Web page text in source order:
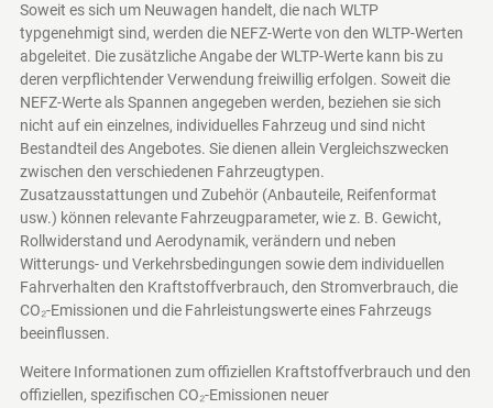
Soweit es sich um Neuwagen handelt, die nach WLTP
typgenehmigt sind, werden die NEFZ-Werte von den WLTP-Werten
abgeleitet. Die zusätzliche Angabe der WLTP-Werte kann bis zu
deren verpflichtender Verwendung freiwillig erfolgen. Soweit die
NEFZ-Werte als Spannen angegeben werden, beziehen sie sich
nicht auf ein einzelnes, individuelles Fahrzeug und sind nicht
Bestandteil des Angebotes. Sie dienen allein Vergleichszwecken
zwischen den verschiedenen Fahrzeugtypen.
Zusatzausstattungen und Zubehör (Anbauteile, Reifenformat
usw.) können relevante Fahrzeugparameter, wie z. B. Gewicht,
Rollwiderstand und Aerodynamik, verändern und neben
Witterungs- und Verkehrsbedingungen sowie dem individuellen
Fahrverhalten den Kraftstoffverbrauch, den Stromverbrauch, die
CO₂-Emissionen und die Fahrleistungswerte eines Fahrzeugs
beeinflussen.
Weitere Informationen zum offiziellen Kraftstoffverbrauch und den
offiziellen, spezifischen CO₂-Emissionen neuer